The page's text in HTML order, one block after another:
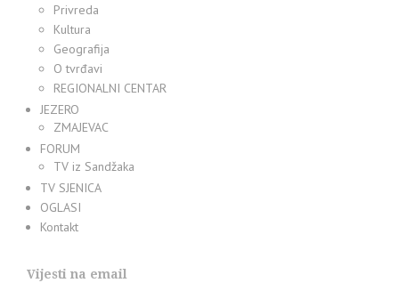
Privreda
Kultura
Geografija
O tvrđavi
REGIONALNI CENTAR
JEZERO
ZMAJEVAC
FORUM
TV iz Sandžaka
TV SJENICA
OGLASI
Kontakt
Vijesti na email